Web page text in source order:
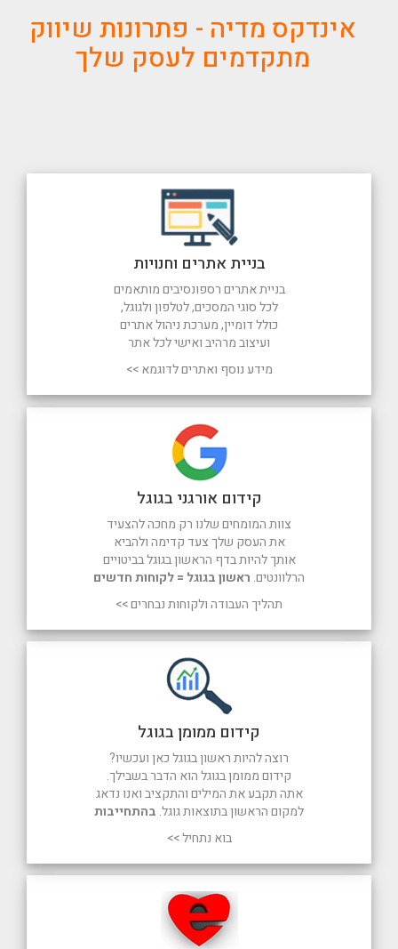
אינדקס מדיה - פתרונות שיווק
מתקדמים לעסק שלך
קידום ממומן בגוגל
רוצה להיות ראשון בגוגל כאן ועכשיו?
קידום ממומן בגוגל הוא הדבר בשבילך.
אתה תקבע את המילים והתקציב ואנו נדאג
למקום הראשון בתוצאות גוגל. בהתחייבות
בוא נתחיל >>
קידום אורגני בגוגל
צוות המומחים שלנו רק מחכה להצעיד
את העסק שלך צעד קדימה ולהביא
אותך להיות בדף הראשון בגוגל בביטויים
הרלוונטים. ראשון בגוגל = לקוחות חדשים
תהליך העבודה ולקוחות נבחרים >>
בניית אתרים וחנויות
בניית אתרים רספונסיבים מותאמים
לכל סוגי המסכים, לטלפון ולגוגל,
כולל דומיין, מערכת ניהול אתרים
ועיצוב מרהיב ואישי לכל אתר
מידע נוסף ואתרים לדוגמא >>